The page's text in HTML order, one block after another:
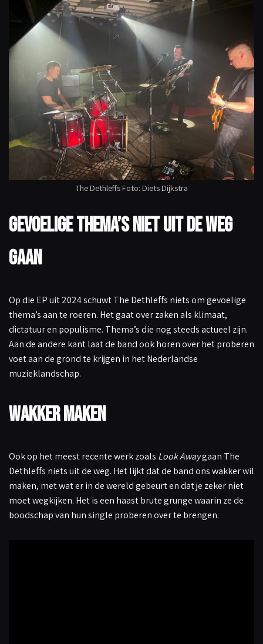
The Dethleffs Foto: Diets Dijkstra
Gevoelige thema’s niet uit de weg
gaan
Op die EP uit 2024 schuwt The Dethleffs niets om gevoelige
thema’s aan te roeren. Het gaat over zaken als klimaat,
dictatuur en populisme. Thema’s die nog steeds actueel zijn.
Aan de andere kant laat de band ook horen over het proberen
voet aan de grond te krijgen in het Nederlandse
muzieklandschap.
Wakker maken
Ook op het meest recente werk zoals Look Awaygaan The
Dethleffs niets uit de weg. Het lijkt dat de band ons wakker wil
maken, met wat er in de wereld gebeurt en dat je zeker niet
moet wegkijken. Het is een haast brute grunge waarin ze de
boodschap van hun single proberen over te brengen.